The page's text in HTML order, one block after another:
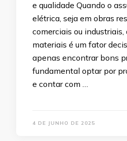
e qualidade Quando o
elétrica, seja em obras
comerciais ou industriais,
materiais é um fator
apenas encontrar bons
fundamental optar por
e contar com …
4 DE JUNHO DE 2025